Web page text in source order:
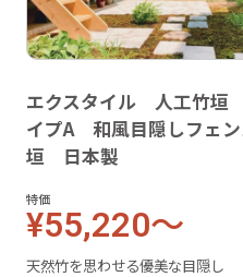
エクスタイル 人工竹垣
イプA 和風目隠しフェ
垣 日本製
特価
¥55,220～
天然竹を思わせる優美な目隠し